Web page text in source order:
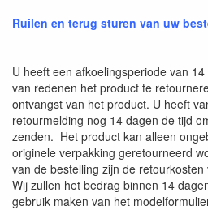
Ruilen en terug sturen van uw
U heeft een afkoelingsperiode van
van redenen het product te
ontvangst van het product. U heeft
retourmelding nog 14 dagen de tijd
zenden. Het product kan alleen
originele verpakking geretourneerd
van de bestelling zijn de
Wij zullen het bedrag binnen 14
gebruik maken van het